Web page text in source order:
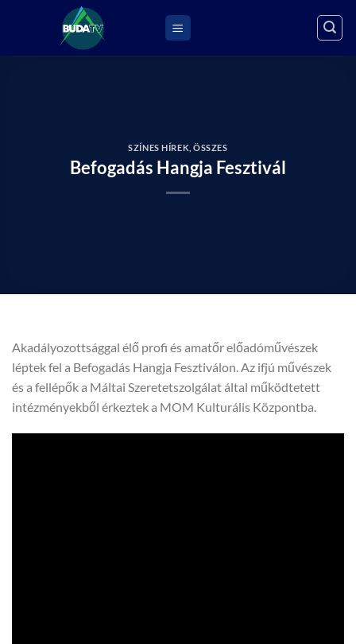
SZÍNES HÍREK ,ÖSSZES
Befogadás Hangja Fesztivál
Akadályozottsággal élő profi és amatőr előadóművészek
léptek fel a Befogadás Hangja Fesztiválon. Az ifjú művészek
és a fellépők a Máltai Szeretetszolgálat által működtetett
intézményekből érkeztek a MOM Kulturális Központba.